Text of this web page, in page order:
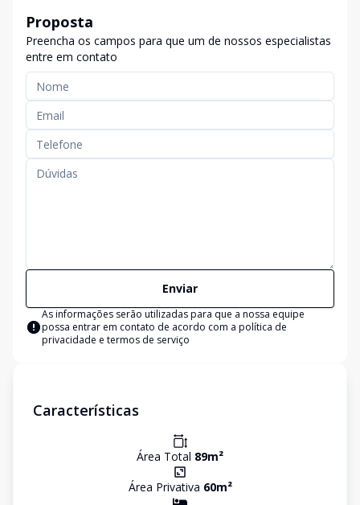
Proposta
Preencha os campos para que um de nossos especialistas
entre em contato
Enviar
As informações serão utilizadas para que a nossa equipe
possa entrar em contato de acordo com a política de
privacidade e termos de serviço
Características
Área Total 89m²
Área Privativa 60m²